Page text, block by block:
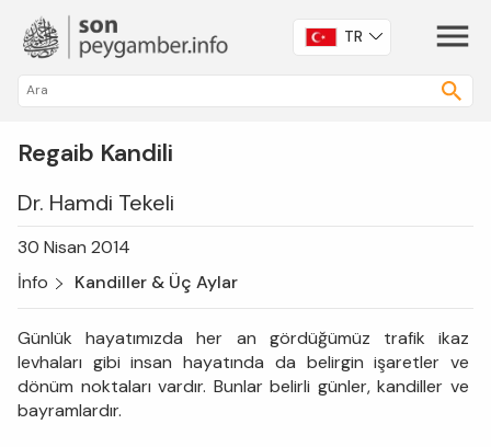
TR
Regaib Kandili
Dr. Hamdi Tekeli
30 Nisan 2014
İnfo
Kandiller & Üç Aylar
Günlük hayatımızda her an gördüğümüz trafik ikaz
levhaları gibi insan hayatında da belirgin işaretler ve
dönüm noktaları vardır. Bunlar belirli günler, kandiller ve
bayramlardır.